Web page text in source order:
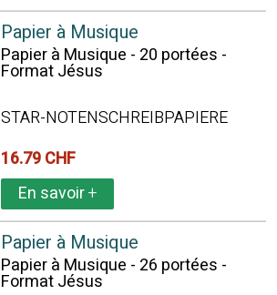
Papier à Musique
Papier à Musique - 20 portées -
Format Jésus
STAR-NOTENSCHREIBPAPIERE
16.79 CHF
En savoir+
Papier à Musique
Papier à Musique - 26 portées -
Format Jésus